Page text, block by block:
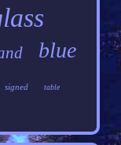
blue
signed table